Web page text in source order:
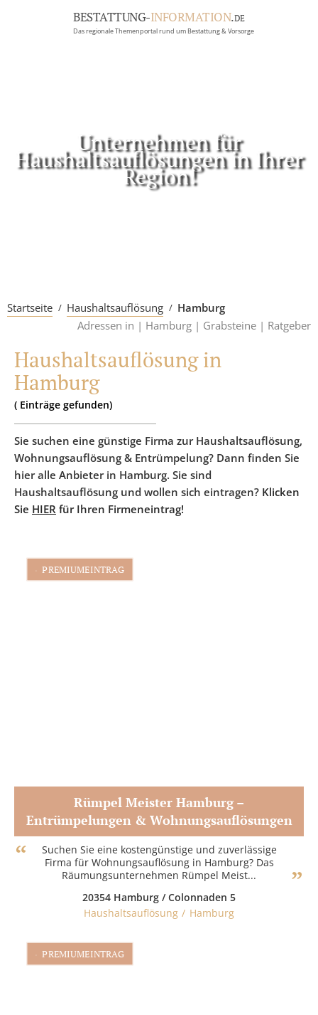
BESTATTUNG-INFORMATION.DE
Das regionale Themenportal rund um Bestattung & Vorsorge
RATGEBER
Unternehmen für
Haushaltsauflösungen in Ihrer
Region!
Startseite Haushaltsauflösung
Hamburg
Adressen in | Hamburg | Grabsteine | Ratgeber
Haushaltsauflösung in
Hamburg
( Einträge gefunden)
Sie suchen eine günstige Firma zur Haushaltsauflösung,
Wohnungsauflösung & Entrümpelung? Dann finden Sie
hier alle Anbieter in Hamburg. Sie sind
Haushaltsauflösung und wollen sich eintragen? Klicken
Sie HIER für Ihren Firmeneintrag!
PREMIUMEINTRAG
Rümpel Meister Hamburg –
Entrümpelungen & Wohnungsauflösungen
Suchen Sie eine kostengünstige und zuverlässige
Firma für Wohnungsauflösung in Hamburg? Das
Räumungsunternehmen Rümpel Meist...
20354 Hamburg / Colonnaden 5
Haushaltsauflösung
Hamburg
PREMIUMEINTRAG